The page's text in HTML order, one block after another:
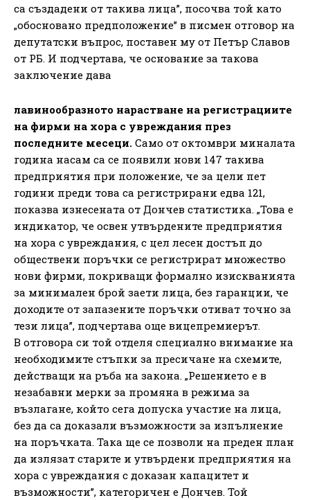
са създадени от такива лица”, посочва той като
„обосновано предположение” в писмен отговор на
депутатски въпрос, поставен му от Петър Славов
от РБ. И подчертава, че основание за такова
заключение дава
лавинообразното нарастване на регистрациите
на фирми на хора с увреждания през
последните месеци. Само от октомври миналата
година насам са се появили нови 147 такива
предприятия при положение, че за цели пет
години преди това са регистрирани едва 121,
показва изнесената от Дончев статистика. „Това е
индикатор, че освен утвърдените предприятия
на хора с увреждания, с цел лесен достъп до
обществени поръчки се регистрират множество
нови фирми, покриващи формално изискванията
за минимален брой заети лица, без гаранции, че
доходите от запазените поръчки отиват точно за
тези лица”, подчертава още вицепремиерът.
В отговора си той отделя специално внимание на
необходимите стъпки за пресичане на схемите,
действащи на ръба на закона. „Решението е в
незабавни мерки за промяна в режима за
възлагане, който сега допуска участие на лица,
без да са доказали възможности за изпълнение
на поръчката. Така ще се позволи на преден план
да излязат старите и утвърдени предприятия на
хора с увреждания с доказан капацитет и
възможности”, категоричен е Дончев. Той